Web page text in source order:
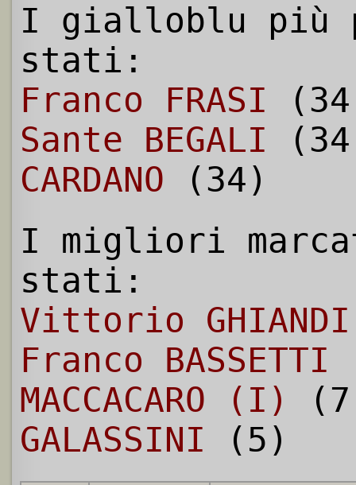
I gialloblu più
stati:
Franco FRASI
Sante BEGALI
CARDANO (34)
I migliori
stati:
Vittorio GHIANDI
Franco BASSETTI
MACCACARO (I)
GALASSINI (5)